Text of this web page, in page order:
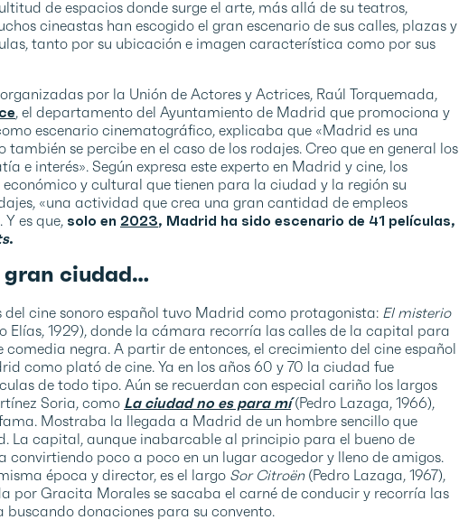
de espacios donde surge el arte, más allá de su teatros,
cineastas han escogido el gran escenario de sus calles, plazas y
tanto por su ubicación e imagen característica como por sus
organizadas por la Unión de Actores y Actrices, Raúl Torquemada,
, el departamento del Ayuntamiento de Madrid que promociona y
escenario cinematográfico, explicaba que «Madrid es una
se percibe en el caso de los rodajes. Creo que en general los
e interés». Según expresa este experto en Madrid y cine, los
y cultural que tienen para la ciudad y la región su
«una actividad que crea una gran cantidad de empleos
es que, solo en 2023, Madrid ha sido escenario de 41 películas,
.
gran ciudad…
cine sonoro español tuvo Madrid como protagonista: El misterio
Elías, 1929), donde la cámara recorría las calles de la capital para
negra. A partir de entonces, el crecimiento del cine español
como plató de cine. Ya en los años 60 y 70 la ciudad fue
de todo tipo. Aún se recuerdan con especial cariño los largos
Soria, como La ciudad no es para mí(Pedro Lazaga, 1966),
Mostraba la llegada a Madrid de un hombre sencillo que
La capital, aunque inabarcable al principio para el bueno de
convirtiendo poco a poco en un lugar acogedor y lleno de amigos.
época y director, es el largo Sor Citroën (Pedro Lazaga, 1967),
por Gracita Morales se sacaba el carné de conducir y recorría las
donaciones para su convento.